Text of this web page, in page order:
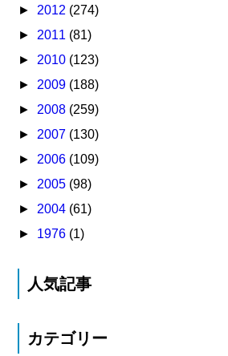
► 2012 (274)
► 2011 (81)
► 2010 (123)
► 2009 (188)
► 2008 (259)
► 2007 (130)
► 2006 (109)
► 2005 (98)
► 2004 (61)
► 1976 (1)
人気記事
カテゴリー